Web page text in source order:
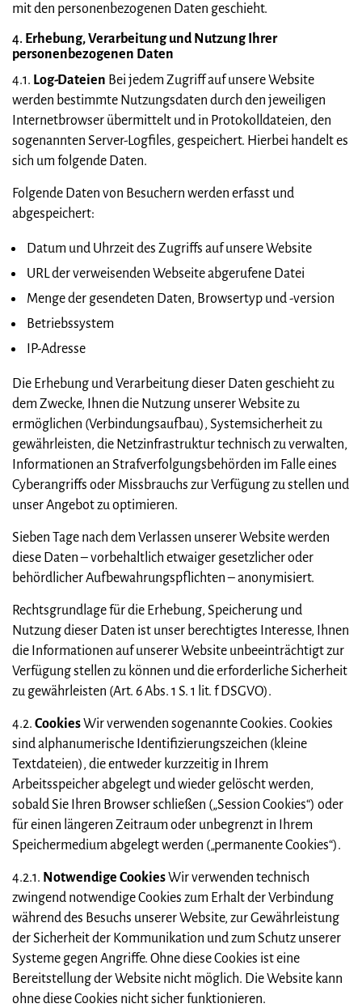
mit den personenbezogenen Daten geschieht.
4. Erhebung, Verarbeitung und Nutzung Ihrer
personenbezogenen Daten
4.1. Log-Dateien Bei jedem Zugriff auf unsere Website
werden bestimmte Nutzungsdaten durch den jeweiligen
Internetbrowser übermittelt und in Protokolldateien, den
sogenannten Server-Logfiles, gespeichert. Hierbei handelt es
sich um folgende Daten.
Folgende Daten von Besuchern werden erfasst und
abgespeichert:
Datum und Uhrzeit des Zugriffs auf unsere Website
URL der verweisenden Webseite abgerufene Datei
Menge der gesendeten Daten, Browsertyp und -version
Betriebssystem
IP-Adresse
Die Erhebung und Verarbeitung dieser Daten geschieht zu
dem Zwecke, Ihnen die Nutzung unserer Website zu
ermöglichen (Verbindungsaufbau), Systemsicherheit zu
gewährleisten, die Netzinfrastruktur technisch zu verwalten,
Informationen an Strafverfolgungsbehörden im Falle eines
Cyberangriffs oder Missbrauchs zur Verfügung zu stellen und
unser Angebot zu optimieren.
Sieben Tage nach dem Verlassen unserer Website werden
diese Daten – vorbehaltlich etwaiger gesetzlicher oder
behördlicher Aufbewahrungspflichten – anonymisiert.
Rechtsgrundlage für die Erhebung, Speicherung und
Nutzung dieser Daten ist unser berechtigtes Interesse, Ihnen
die Informationen auf unserer Website unbeeinträchtigt zur
Verfügung stellen zu können und die erforderliche Sicherheit
zu gewährleisten (Art. 6 Abs. 1 S. 1 lit. f DSGVO).
4.2. CookiesWir verwenden sogenannte Cookies. Cookies
sind alphanumerische Identifizierungszeichen (kleine
Textdateien), die entweder kurzzeitig in Ihrem
Arbeitsspeicher abgelegt und wieder gelöscht werden,
sobald Sie Ihren Browser schließen („Session Cookies“) oder
für einen längeren Zeitraum oder unbegrenzt in Ihrem
Speichermedium abgelegt werden („permanente Cookies“).
4.2.1. Notwendige CookiesWir verwenden technisch
zwingend notwendige Cookies zum Erhalt der Verbindung
während des Besuchs unserer Website, zur Gewährleistung
der Sicherheit der Kommunikation und zum Schutz unserer
Systeme gegen Angriffe. Ohne diese Cookies ist eine
Bereitstellung der Website nicht möglich. Die Website kann
ohne diese Cookies nicht sicher funktionieren.